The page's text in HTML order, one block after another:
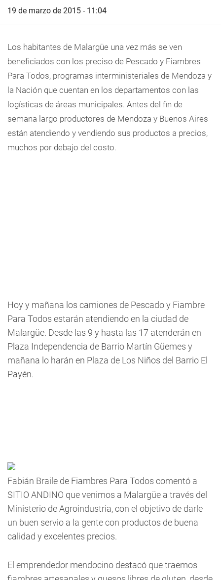
19 de marzo de 2015 - 11:04
Los habitantes de Malargüe una vez más se ven
beneficiados con los preciso de Pescado y Fiambres
Para Todos, programas interministeriales de Mendoza y
la Nación que cuentan en los departamentos con las
logísticas de áreas municipales. Antes del fin de
semana largo productores de Mendoza y Buenos Aires
están atendiendo y vendiendo sus productos a precios,
muchos por debajo del costo.
Hoy y mañana los camiones de Pescado y Fiambre
Para Todos estarán atendiendo en la ciudad de
Malargüe. Desde las 9 y hasta las 17 atenderán en
Plaza Independencia de Barrio Martín Güemes y
mañana lo harán en Plaza de Los Niños del Barrio El
Payén.
Fabián Braile de Fiambres Para Todos comentó a
SITIO ANDINO que venimos a Malargüe a través del
Ministerio de Agroindustria, con el objetivo de darle
un buen servio a la gente con productos de buena
calidad y excelentes precios.
El emprendedor mendocino destacó que traemos